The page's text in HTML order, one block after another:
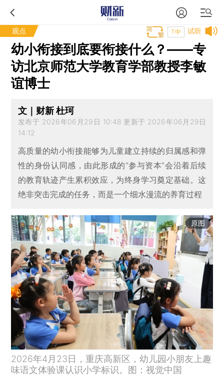
观点 试听
T中
幼小衔接到底要衔接什么？——专
访北京师范大学教育学部教授李敏
谊博士
文｜财新 杜珂
发布于 2026年06月29日 10:48 更新于 2026年06月29日
14:12
高质量的幼小衔接能够为儿童建立持续的归属感和弹
性的身份认同感，由此形成的“参与资本”会沿着后续
的教育轨迹产生累积效应，为终身学习奠定基础。这
绝非突击完成的任务，而是一个细水漫流的养育过程
原图
2026年4月23日，重庆高新区，幼儿园小朋友上趣
味语文体验课认识小学标识。图：视觉中国